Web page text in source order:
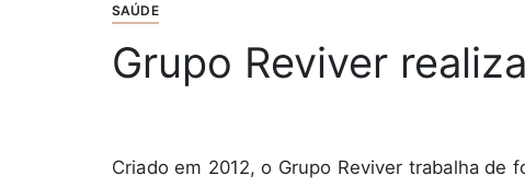
SAÚDE
Grupo Reviver
Criado em 2012, o Grupo Reviver trabalha